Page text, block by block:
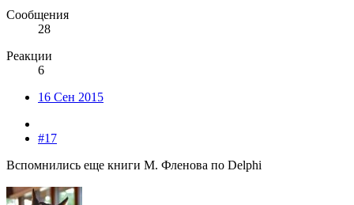
Сообщения
28
Реакции
6
16 Сен 2015
#17
Вспомнились еще книги М. Фленова по Delphi